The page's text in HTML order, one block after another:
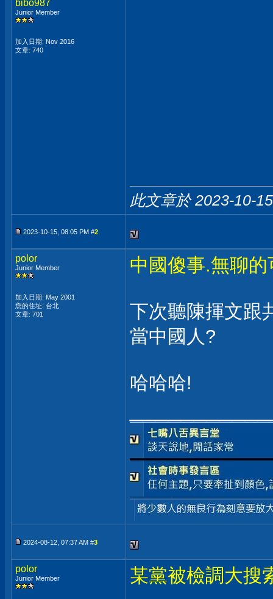
bibo987
Junior Member
加入日期: Nov 2016
文章: 740
此文章於 2023-10-
2023-10-15, 08:05 PM #2
polor
Junior Member
加入日期: May 2001
您的住址: 台北
文章: 701
中國傻事.無聊
下次聽陳揮文跟
當中國人?
哈哈哈!
2024-08-12, 07:37 AM #3
polor
Junior Member 某黨被檢調大搜